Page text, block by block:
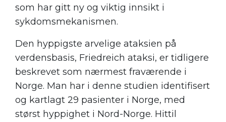
som har gitt ny og viktig innsikt i
sykdomsmekanismen.
Den hyppigste arvelige ataksien på
verdensbasis, Friedreich ataksi, er tidligere
beskrevet som nærmest fraværende i
Norge. Man har i denne studien identifisert
og kartlagt 29 pasienter i Norge, med
størst hyppighet i Nord-Norge. Hittil